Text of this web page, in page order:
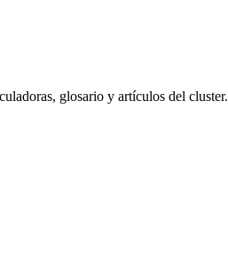
glosario y artículos del cluster.